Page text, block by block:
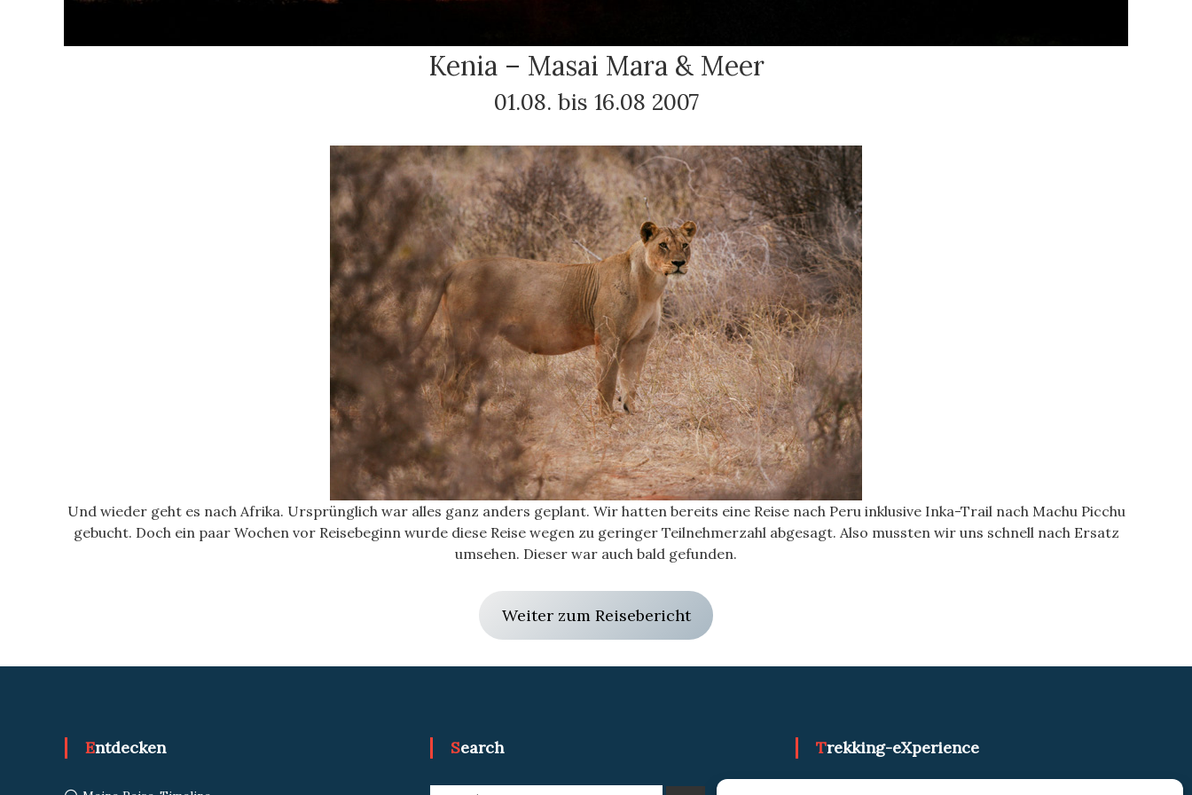
Kenia – Masai Mara & Meer
01.08. bis 16.08 2007
Und wieder geht es nach Afrika. Ursprünglich war alles ganz anders geplant. Wir hatten bereits eine Reise nach Peru inklusive Inka-Trail nach Machu Picchu
gebucht. Doch ein paar Wochen vor Reisebeginn wurde diese Reise wegen zu geringer Teilnehmerzahl abgesagt. Also mussten wir uns schnell nach Ersatz
umsehen. Dieser war auch bald gefunden.
Weiter zum Reisebericht
Entdecken Search Trekking-eXperience